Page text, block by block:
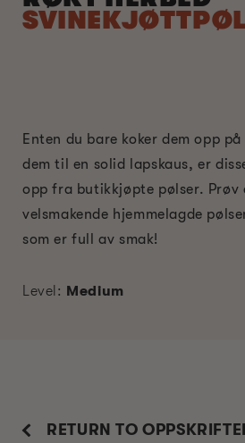
Enten du bare koker dem opp
dem til en solid lapskaus, er
opp fra butikkjøpte pølser. Prøv
velsmakende hjemmelagde
som er full av smak!
Level: Medium
RETURN TO